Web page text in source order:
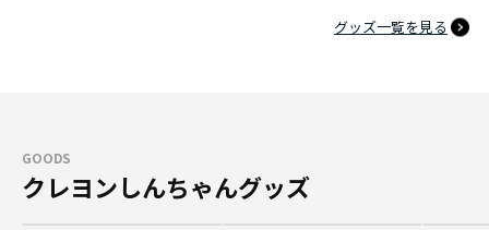
グッズ一覧を見る
GOODS
クレヨンしんちゃんグッズ